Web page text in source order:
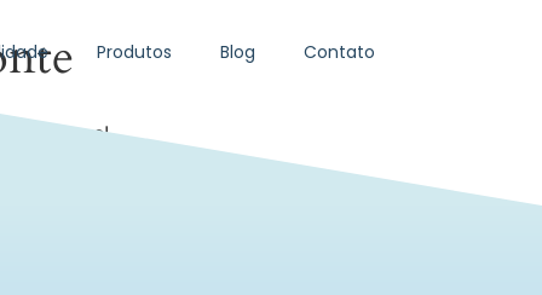
Produtos Blog Contato
em breve!